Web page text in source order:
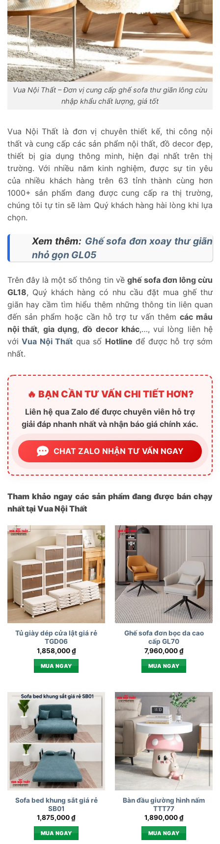
Vua Nội Thất – Đơn vị cung cấp ghế sofa thư giãn lông cừu
nhập khẩu chất lượng, giá tốt
Vua Nội Thất là đơn vị chuyên thiết kế, thi công nội
thất và cung cấp các sản phẩm nội thất, đồ decor đẹp,
thiết bị gia dụng thông minh, hiện đại nhất trên thị
trường. Với nhiều năm kinh nghiệm, được sự tin yêu
của nhiều khách hàng trên 63 tỉnh thành cùng hơn
1000+ sản phẩm đang được cung cấp ra thị trường,
chúng tôi tự tin sẽ làm Quý khách hàng hài lòng khi lựa
chọn.
Xem thêm: Ghế sofa đơn xoay thư giãn
nhỏ gọn GL05
Trên đây là một số thông tin về ghế sofa đơn lông cừu
GL18, Quý khách hàng có nhu cầu đặt mua ghế thư
giãn hay cầm tìm hiểu thêm những thông tin liên quan
đến sản phẩm hoặc cần hỗ trợ tư vấn thêmcác mẫu
nội thất, gia dụng,đồ decor khác,…, vui lòng liên hệ
vớiVua Nội Thất qua số Hotline để được hỗ trợ sớm
nhất.
🔥 BẠN CẦN TƯ VẤN CHI TIẾT HƠN?
Liên hệ qua Zalo để được chuyên viên hỗ trợ
giải đáp nhanh nhất và nhận báo giá chính xác.
CHAT ZALO NHẬN TƯ VẤN NGAY
Tham khảo ngay các sản phẩm đang được bán chạy
nhất tại Vua Nội Thất
Tủ giày dép cửa lật giá rẻ
TGD06
1,858,000₫
MUA NGAY
Ghế sofa đơn bọc da cao
cấp GL70
7,960,000₫
MUA NGAY
Sofa bed khung sắt giá rẻ
SB01
1,875,000₫
MUA NGAY
Bàn đầu giường hình nấm
TTT77
1,890,000₫
MUA NGAY